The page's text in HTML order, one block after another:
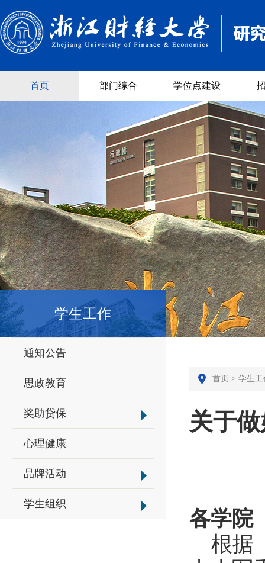
首页 部门综合 学位点建设
学生工作
通知公告
思政教育
奖助贷保
心理健康
品牌活动
学生组织
首页 > 学生工
关于
各学院
根据